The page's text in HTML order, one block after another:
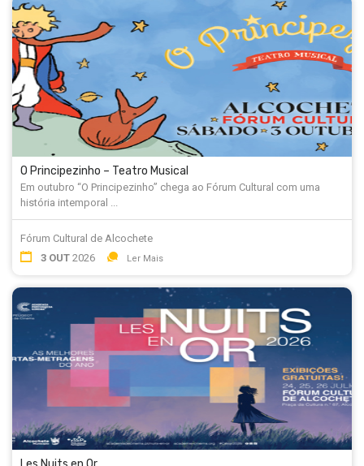
O Principezinho – Teatro Musical
Em outubro “O Principezinho” chega ao Fórum Cultural com uma
história intemporal ...
Fórum Cultural de Alcochete
3 OUT 2026 Ler Mais